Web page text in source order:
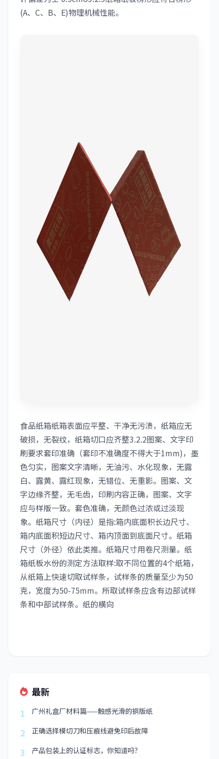
(A、C、B、E)物理机械性能。
食品纸箱纸箱表面应平整、干净无污渍，纸箱应无
破损，无裂纹，纸箱切口应齐整3.2.2图案、文字印
刷要求套印准确（套印不准确度不得大于1mm)，墨
色匀实，图案文字清晰，无油污、水化现象，无露
白、露黄、露红现象，无错位、无重影。图案、文
字边缘齐整，无毛齿，印刷内容正确，图案、文字
应与样版一致。套色准确，无颜色过浓或过淡现
象。纸箱尺寸（内径）是指:箱内底面积长边尺寸、
箱内底面积短边尺寸、箱内顶面到底面尺寸。纸箱
尺寸（外径）依此类推。纸箱尺寸用卷尺测量。纸
箱纸板水份的测定方法取样:取不同位置的4个纸箱，
从纸箱上快速切取试样条，试样条的质量至少为50
克，宽度为50-75mm。所取试样条应含有边部试样
条和中部试样条。纸的横向
最新
1
广州礼盒厂材料篇——触感光滑的铜版纸
2 正确选择模切刀和压痕线避免印后故障
3 产品包装上的认证标志，你知道吗？